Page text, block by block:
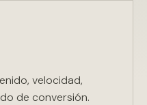
velocidad,
de conversión.